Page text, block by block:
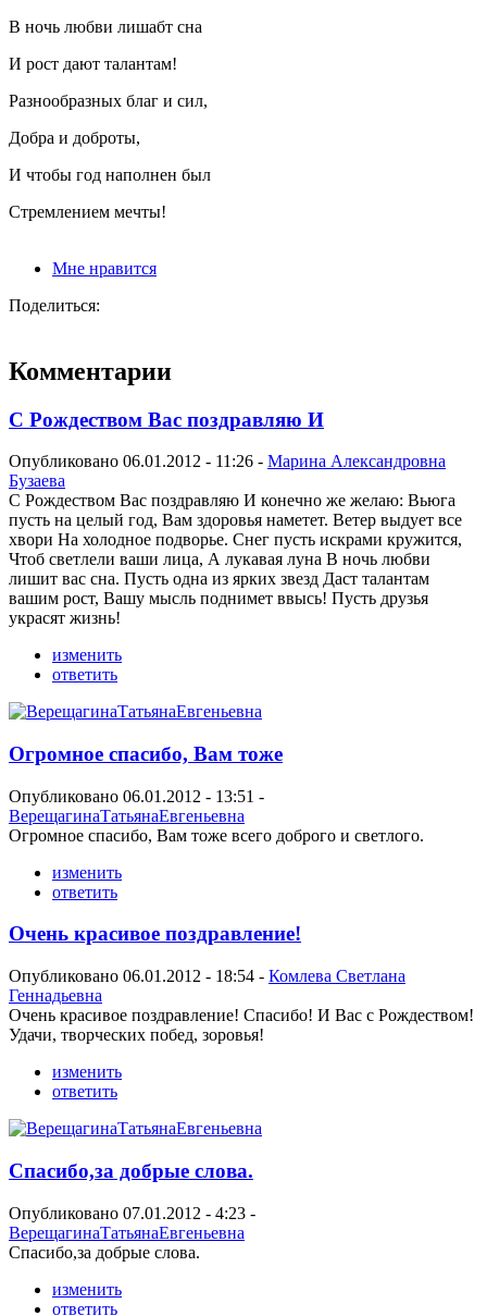
В ночь любви лишабт сна
И рост дают талантам!
Разнообразных благ и сил,
Добра и доброты,
И чтобы год наполнен был
Стремлением мечты!
Мне нравится
Поделиться:
Комментарии
С Рождеством Вас поздравляю И
Опубликовано 06.01.2012 - 11:26 - Марина Александровна
Бузаева
С Рождеством Вас поздравляю И конечно же желаю: Вьюга
пусть на целый год, Вам здоровья наметет. Ветер выдует все
хвори На холодное подворье. Снег пусть искрами кружится,
Чтоб светлели ваши лица, А лукавая луна В ночь любви
лишит вас сна. Пусть одна из ярких звезд Даст талантам
вашим рост, Вашу мысль поднимет ввысь! Пусть друзья
украсят жизнь!
изменить
ответить
Огромное спасибо, Вам тоже
Опубликовано 06.01.2012 - 13:51 -
ВерещагинаТатьянаЕвгеньевна
Огромное спасибо, Вам тоже всего доброго и светлого.
изменить
ответить
Очень красивое поздравление!
Опубликовано 06.01.2012 - 18:54 - Комлева Светлана
Геннадьевна
Очень красивое поздравление! Спасибо! И Вас с Рождеством!
Удачи, творческих побед, зоровья!
изменить
ответить
Спасибо,за добрые слова.
Опубликовано 07.01.2012 - 4:23 -
ВерещагинаТатьянаЕвгеньевна
Спасибо,за добрые слова.
изменить
ответить